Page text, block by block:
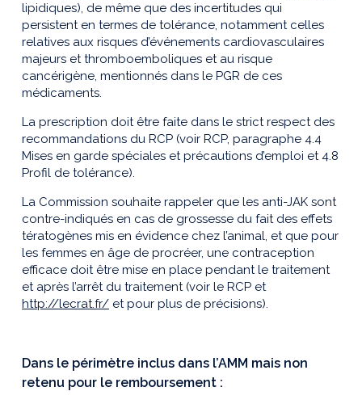
lipidiques), de même que des incertitudes qui
persistent en termes de tolérance, notamment celles
relatives aux risques d’événements cardiovasculaires
majeurs et thromboemboliques et au risque
cancérigène, mentionnés dans le PGR de ces
médicaments.
La prescription doit être faite dans le strict respect des
recommandations du RCP (voir RCP, paragraphe 4.4
Mises en garde spéciales et précautions d’emploi et 4.8
Profil de tolérance).
La Commission souhaite rappeler que les anti-JAK sont
contre-indiqués en cas de grossesse du fait des effets
tératogènes mis en évidence chez l’animal, et que pour
les femmes en âge de procréer, une contraception
efficace doit être mise en place pendant le traitement
et après l’arrêt du traitement (voir le RCP et
http://lecrat.fr/ et pour plus de précisions).
Dans le périmètre inclus dans l’AMM mais non
retenu pour le remboursement :